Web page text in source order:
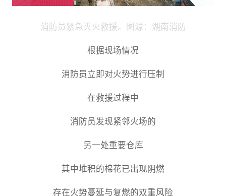
消防员紧急灭火救援。图源：湖南消防
根据现场情况
消防员立即对火势进行压制
在救援过程中
消防员发现紧邻火场的
另一处重要仓库
其中堆积的棉花已出现阴燃
存在火势蔓延与复燃的双重风险